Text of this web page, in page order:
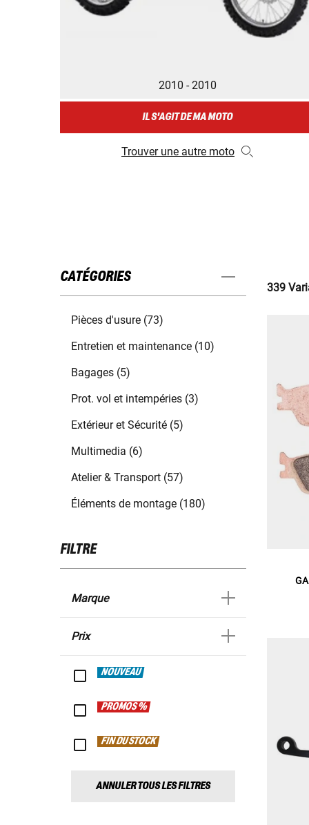
2010 - 2010
IL S'AGIT DE MA MOTO
Trouver une autre moto
CATÉGORIES
Pièces d'usure (73)
Entretien et maintenance (10)
Bagages (5)
Prot. vol et intempéries (3)
Extérieur et Sécurité (5)
Multimedia (6)
Atelier & Transport (57)
Éléments de montage (180)
FILTRE
Marque
Prix
NOUVEAU
PROMOS %
FIN DU STOCK
ANNULER TOUS LES FILTRES
339